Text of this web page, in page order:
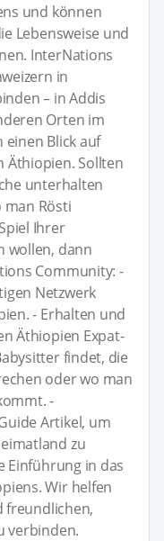
und können
Lebensweise und
InterNations
in
– in Addis
Orten im
einen Blick auf
Äthiopien. Sollten
unterhalten
Rösti
Ihrer
wollen, dann
Community: -
Netzwerk
- Erhalten und
Äthiopien Expat-
findet, die
oder wo man
-
Artikel, um
zu
Einführung in das
Wir helfen
freundlichen,
verbinden.